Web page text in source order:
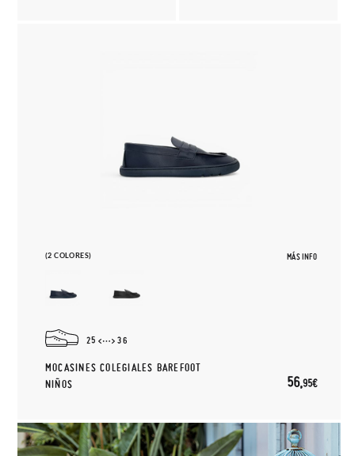
(2 COLORES) MÁS INFO
25 36
MOCASINES COLEGIALES BAREFOOT
NIÑOS
56,95€